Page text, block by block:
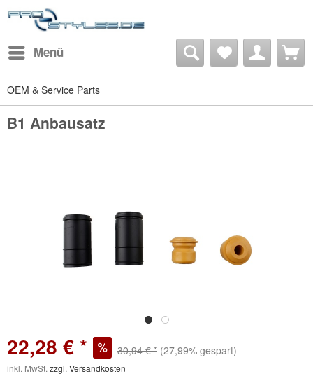
Menü
OEM & Service Parts
B1 Anbausatz
22,28 € * 30,94 € * (27,99% gespart)
inkl. MwSt. zzgl. Versandkosten